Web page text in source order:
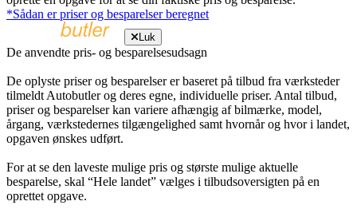
*Sådan er priser og besparelser beregnet
Luk
De anvendte pris- og besparelsesudsagn
De oplyste priser og besparelser er baseret på tilbud fra værksteder
tilmeldt Autobutler og deres egne, individuelle priser. Antal tilbud,
priser og besparelser kan variere afhængig af bilmærke, model,
årgang, værkstedernes tilgængelighed samt hvornår og hvor i landet,
opgaven ønskes udført.
For at se den laveste mulige pris og største mulige aktuelle
besparelse, skal “Hele landet” vælges i tilbudsoversigten på en
oprettet opgave.